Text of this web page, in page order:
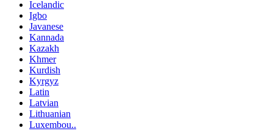
Icelandic
Igbo
Javanese
Kannada
Kazakh
Khmer
Kurdish
Kyrgyz
Latin
Latvian
Lithuanian
Luxembou..